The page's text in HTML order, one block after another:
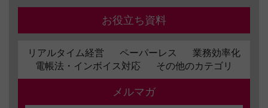
お役立ち資料
リアルタイム経営 ペーパーレス
業務効率化
電帳法・インボイス対応
その他のカテゴリ
メルマガ